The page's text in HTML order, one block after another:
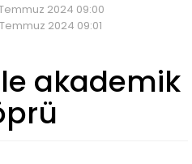
2024 09:00
2024 09:01
akademik